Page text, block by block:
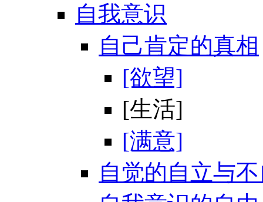
自我意识
自己肯定的真相
[欲望]
[生活]
[满意]
自觉的自立与